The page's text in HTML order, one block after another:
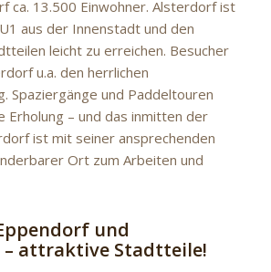
ca. 13.500 Einwohner. Alsterdorf ist
aus der Innenstadt und den
leicht zu erreichen. Besucher
u.a. den herrlichen
Spaziergänge und Paddeltouren
– und das inmitten der
ist mit seiner ansprechenden
Ort zum Arbeiten und
und
attraktive Stadtteile!